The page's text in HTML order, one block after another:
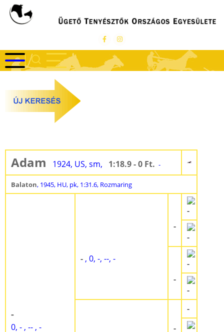
Ugrás
Adam 1924, US, sm, 1:18.9 - 0 Ft. -
Balaton, 1945, HU, pk, 1:31.6, Rozmaring
-
0, - , -- , -
- , 0, -, --, -
-
-
-
-
-
-
-
-